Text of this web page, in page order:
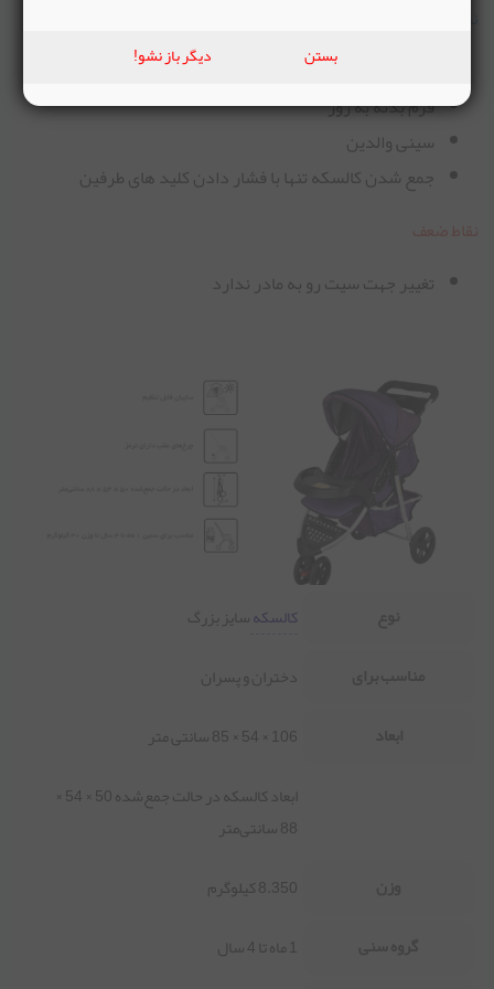
فرم بدنه به روز
سینی والدین
جمع شدن کالسکه تنها با فشار دادن کلید های طرفین
تغییر جهت سیت رو به مادر ندارد
کالسکهسایز بزرگ
دختران و پسران
106 × 54 × 85 سانتی متر
ابعاد کالسکه در حالت جمع‌شده 50 × 54 ×
88 سانتی‌متر
8.350 کیلوگرم
1 ماه تا 4 سال
بستن دیگر باز نشو!